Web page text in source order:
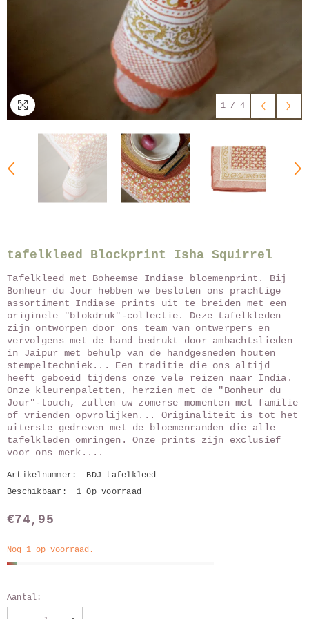
1 / 4
tafelkleed Blockprint Isha Squirrel
Tafelkleed met Boheemse Indiase bloemenprint. Bij
Bonheur du Jour hebben we besloten ons prachtige
assortiment Indiase prints uit te breiden met een
originele "blokdruk"-collectie. Deze tafelkleden
zijn ontworpen door ons team van ontwerpers en
vervolgens met de hand bedrukt door ambachtslieden
in Jaipur met behulp van de handgesneden houten
stempeltechniek... Een traditie die ons altijd
heeft geboeid tijdens onze vele reizen naar India.
Onze kleurenpaletten, herzien met de "Bonheur du
Jour"-touch, zullen uw zomerse momenten met familie
of vrienden opvrolijken... Originaliteit is tot het
uiterste gedreven met de bloemenranden die alle
tafelkleden omringen. Onze prints zijn exclusief
voor ons merk....
Artikelnummer:
BDJ tafelkleed
Beschikbaar:
1 Op voorraad
€74,95
Nog 1 op voorraad.
Aantal: